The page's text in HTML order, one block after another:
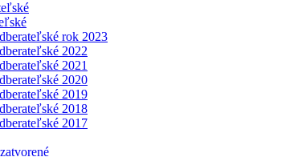
rok 2023
2022
2021
2020
2019
2018
2017